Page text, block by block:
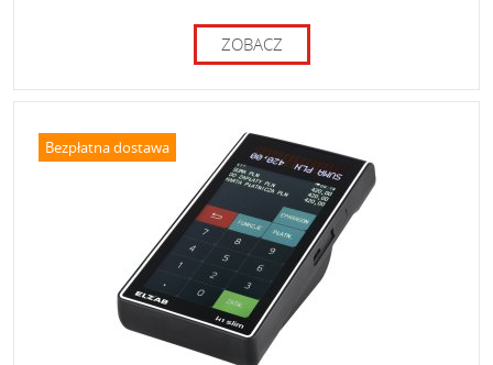
ZOBACZ
Bezpłatna dostawa